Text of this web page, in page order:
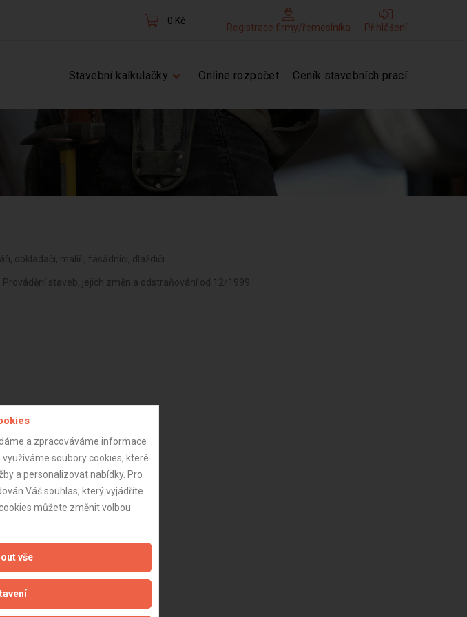
0 Kč
Registrace firmy/řemeslníka Přihlášení
Stavební kalkulačky Online rozpočet Ceník stavebních prací
obkladači, malíři, fasádníci, dlaždiči
staveb, jejich změn a odstraňování od 12/1999
a zpracováváme informace
soubory cookies, které
a personalizovat nabídky. Pro
Váš souhlas, který vyjádříte
můžete změnit volbou
vše